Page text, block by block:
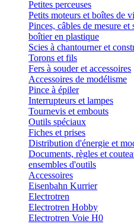
Petites perceuses
Petits moteurs et boîtes de
Pinces, câbles de mesure et
boîtier en plastique
Scies à chantourner et
Torons et fils
Fers à souder et accessoires
Accessoires de modélisme
Pince à épiler
Interrupteurs et lampes
Tournevis et embouts
Outils spéciaux
Fiches et prises
Distribution d'énergie et
Documents, règles et
ensembles d'outils
Accessoires
Eisenbahn Kurrier
Electrotren
Electrotren Hobby
Electrotren Voie H0